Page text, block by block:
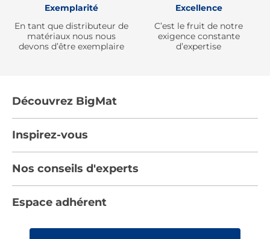
Exemplarité
En tant que distributeur de
matériaux nous nous
devons d’être exemplaire
Excellence
C’est le fruit de notre
exigence constante
d’expertise
Découvrez BigMat
Devenez adhérent
Inspirez-vous
Nos catalogues
Rencontres
Nos conseils d'experts
Espace adhérent